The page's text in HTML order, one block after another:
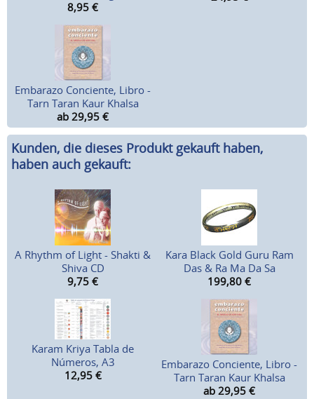
8,95 €
Embarazo Conciente, Libro -
Tarn Taran Kaur Khalsa
ab 29,95 €
Kunden, die dieses Produkt gekauft haben,
haben auch gekauft:
A Rhythm of Light - Shakti &
Shiva CD
9,75 €
Kara Black Gold Guru Ram
Das & Ra Ma Da Sa
199,80 €
Karam Kriya Tabla de
Números, A3
12,95 €
Embarazo Conciente, Libro -
Tarn Taran Kaur Khalsa
ab 29,95 €